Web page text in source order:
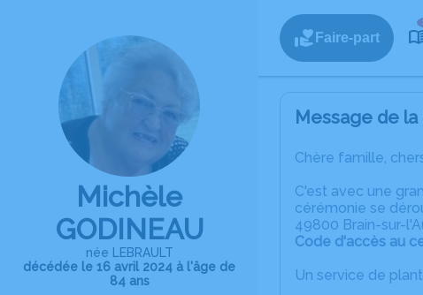
Michèle
GODINEAU
née LEBRAULT
décédée le 16 avril 2024 à l'âge de
84 ans
Faire-part
Message de
Chère famille,
C'est avec une
cérémonie se
49800 Brain-sur-
Code d'accès au
Un service de